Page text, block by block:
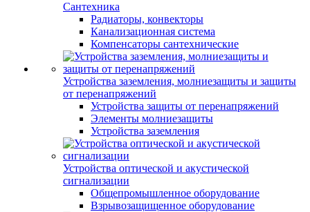
Сантехника
Радиаторы, конвекторы
Канализационная система
Компенсаторы сантехнические
Устройства заземления, молниезащиты и защиты
от перенапряжений
Устройства защиты от перенапряжений
Элементы молниезащиты
Устройства заземления
Устройства оптической и акустической
сигнализации
Общепромышленное оборудование
Взрывозащищенное оборудование